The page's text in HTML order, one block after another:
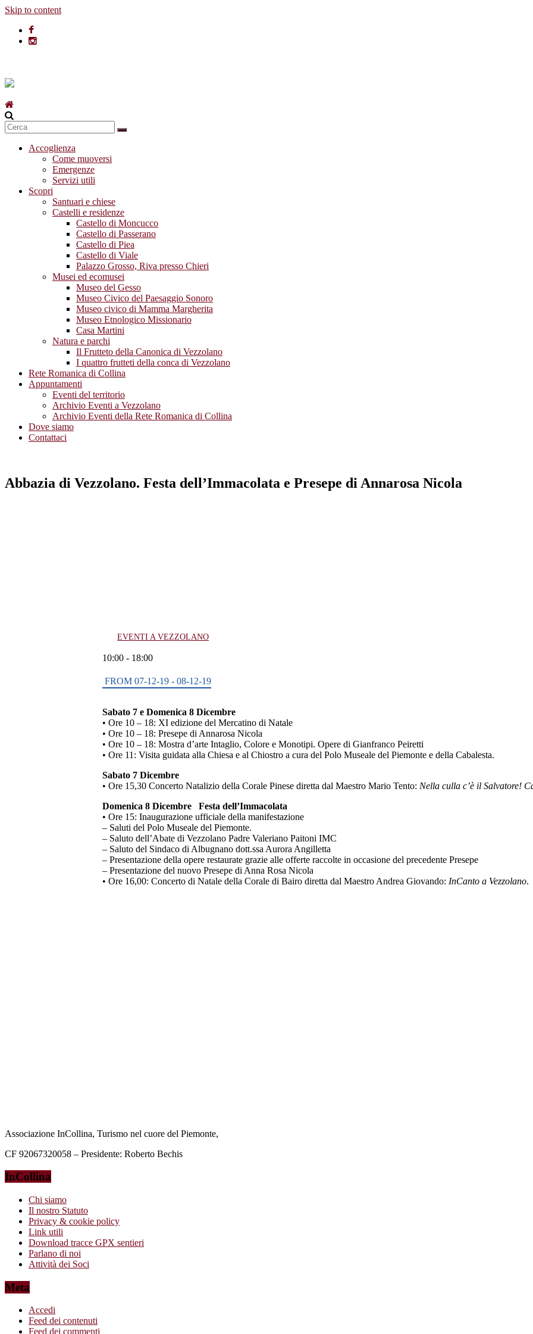
Skip to content
Accoglienza
Come muoversi
Emergenze
Servizi utili
Scopri
Santuari e chiese
Castelli e residenze
Castello di Moncucco
Castello di Passerano
Castello di Piea
Castello di Viale
Palazzo Grosso, Riva presso Chieri
Musei ed ecomusei
Museo del Gesso
Museo Civico del Paesaggio Sonoro
Museo civico di Mamma Margherita
Museo Etnologico Missionario
Casa Martini
Natura e parchi
Il Frutteto della Canonica di Vezzolano
I quattro frutteti della conca di Vezzolano
Rete Romanica di Collina
Appuntamenti
Eventi del territorio
Archivio Eventi a Vezzolano
Archivio Eventi della Rete Romanica di Collina
Dove siamo
Contattaci
Abbazia di Vezzolano. Festa dell’Immacolata e Presepe di Annarosa Nicola
EVENTI A VEZZOLANO
10:00 - 18:00
FROM 07-12-19 - 08-12-19
Sabato 7 e Domenica 8 Dicembre
• Ore 10 – 18: XI edizione del Mercatino di Natale
• Ore 10 – 18: Presepe di Annarosa Nicola
• Ore 10 – 18: Mostra d’arte Intaglio, Colore e Monotipi. Opere di Gianfranco Peiretti
• Ore 11: Visita guidata alla Chiesa e al Chiostro a cura del Polo Museale del Piemonte e della Cabalesta.
Sabato 7 Dicembre
• Ore 15,30 Concerto Natalizio della Corale Pinese diretta dal Maestro Mario Tento: Nella culla c’è il Salvatore!
Domenica 8 Dicembre Festa dell’Immacolata
• Ore 15: Inaugurazione ufficiale della manifestazione
– Saluti del Polo Museale del Piemonte.
– Saluto dell’Abate di Vezzolano Padre Valeriano Paitoni IMC
– Saluto del Sindaco di Albugnano dott.ssa Aurora Angilletta
– Presentazione della opere restaurate grazie alle offerte raccolte in occasione del precedente Presepe
– Presentazione del nuovo Presepe di Anna Rosa Nicola
• Ore 16,00: Concerto di Natale della Corale di Bairo diretta dal Maestro Andrea Giovando: InCanto a Vezzolano.
Associazione InCollina, Turismo nel cuore del Piemonte,
CF 92067320058 – Presidente: Roberto Bechis
InCollina
Chi siamo
Il nostro Statuto
Privacy & cookie policy
Link utili
Download tracce GPX sentieri
Parlano di noi
Attività dei Soci
Meta
Accedi
Feed dei contenuti
Feed dei commenti